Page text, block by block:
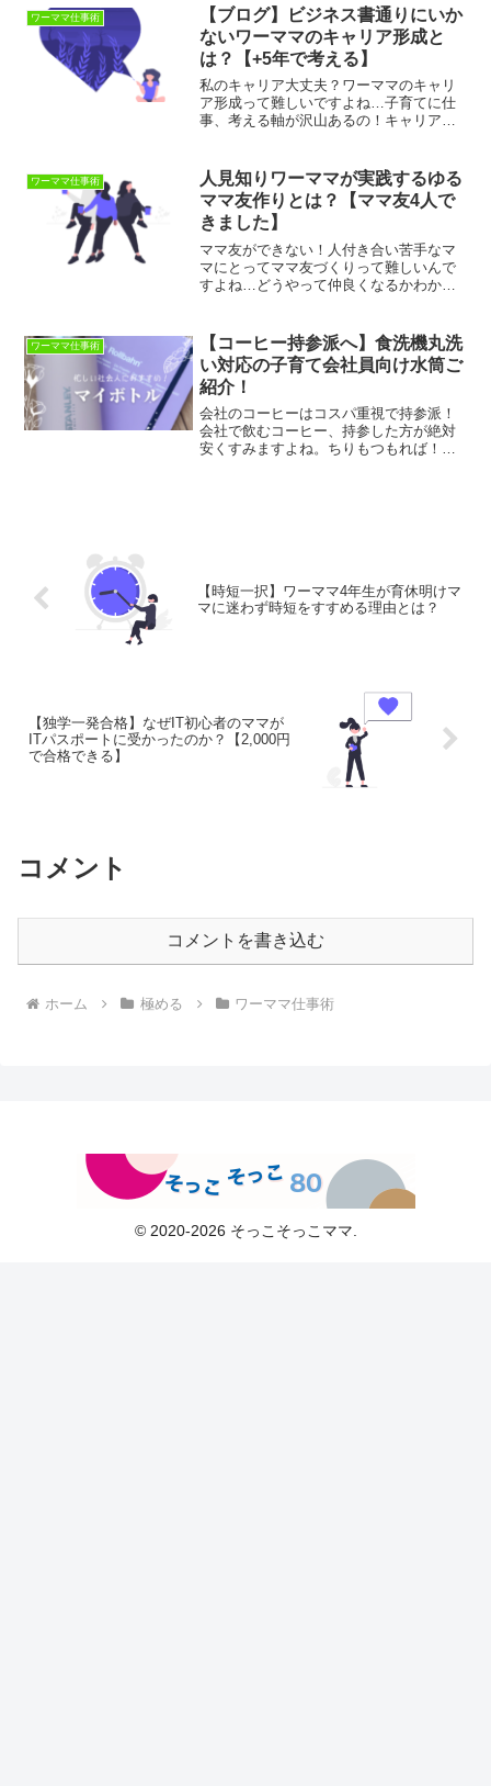
う色々ムリっす・・・しかし、ちょっと
待ってください！辞め...
ワーママ仕事術
【ブログ】ビジネス書通りにいか
ないワーママのキャリア形成と
は？【+5年で考える】
私のキャリア大丈夫？ワーママのキャリ
ア形成って難しいですよね…子育てに仕
事、考える軸が沢山あるの！キャリアに
か？全部ピンときませんっ！もやもやの
大きな原因は、ワーママは教...
ワーママ仕事術
人見知りワーママが実践するゆる
ママ友作りとは？【ママ友4人で
きました】
ママ友ができない！人付き合い苦手なマ
マにとってママ友づくりって難しいんで
すよね…どうやって仲良くなるかわから
話しかけることができないのです。そん
な私が実践している、人見...
ワーママ仕事術
【コーヒー持参派へ】食洗機丸洗
い対応の子育て会社員向け水筒ご
紹介！
会社のコーヒーはコスパ重視で持参派！
会社で飲むコーヒー、持参した方が絶対
安くすみますよね。ちりもつもれば！・
【時短一択】ワーママ4年生が育休明けマ
マに迷わず時短をすすめる理由とは？
【独学一発合格】なぜIT初心者のママが
ITパスポートに受かったのか？【2,000円
で合格できる】
コメント
コメントを書き込む
ホーム 極める ワーママ仕事術
© 2020-2026 そっこそっこママ.